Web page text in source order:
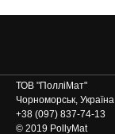
ТОВ "ПолліМат"
Чорноморськ, Україна
+38 (097) 837-74-13
© 2019 PollyMat